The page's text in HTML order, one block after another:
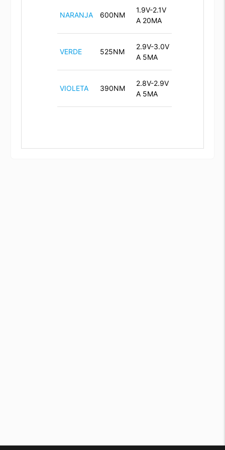
NARANJA 600NM
1.9V-2.1V
A 20MA
VERDE 525NM
2.9V-3.0V
A 5MA
VIOLETA 390NM
2.8V-2.9V
A 5MA